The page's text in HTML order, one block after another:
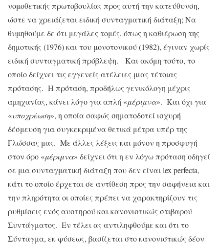
νομοθετικής πρωτοβουλίας προς αυτή την κατεύθυνση,
ώστε να χρειάζεται ειδική συνταγματική διάταξη; Να
θυμηθούμε δε ότι μεγάλες τομές, όπως η καθιέρωση της
δημοτικής (1976) και του μονοτονικού (1982), έγιναν χωρίς
ειδική συνταγματική πρόβλεψη. Και ακόμη τούτο, το
οποίο δείχνει τις εγγενείς ατέλειες μιας τέτοιας
πρότασης. Η πρόταση, προδήλως γενικόλογη μέχρις
αμηχανίας, κάνει λόγο για απλή «μέριμνα». Και όχι για
«υποχρέωση», η οποία σαφώς σηματοδοτεί ισχυρή
δέσμευση για συγκεκριμένα θετικά μέτρα υπέρ της
Γλώσσας μας. Με άλλες λέξεις και μόνον η προσφυγή
στον όρο «μέριμνα» δείχνει ότι η εν λόγω πρόταση οδηγεί
σε μια συνταγματική διάταξη που δεν είναι lex perfecta,
κάτι το οποίο έρχεται σε αντίθεση προς την σαφήνεια και
την πληρότητα οι οποίες πρέπει να χαρακτηρίζουν τις
ρυθμίσεις ενός αυστηρού και κανονιστικώς στιβαρού
Συντάγματος. Εν τέλει ας αντιληφθούμε και ότι το
Σύνταγμα, εκ φύσεως, βασίζεται στο κανονιστικώς δέον